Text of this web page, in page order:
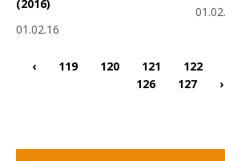
(2016)
01.02.16
‹ 119 120 121 122
126
127 ›